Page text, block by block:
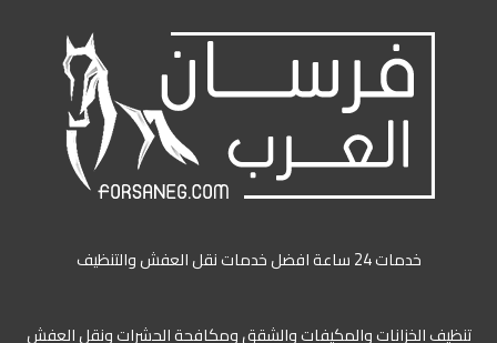
خدمات 24 ساعة افضل خدمات نقل العفش والتنظيف
الخزانات والمكيفات والشقق ومكافحة الحشرات ونقل العفش